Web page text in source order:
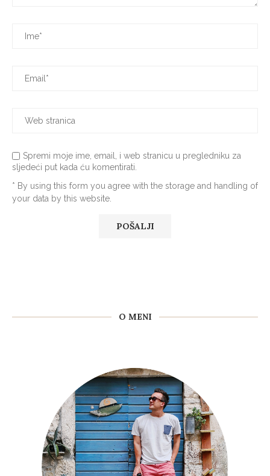
Spremi moje ime, email, i web stranicu u pregledniku za
sljedeći put kada ću komentirati.
* By using this form you agree with the storage and handling of
your data by this website.
O MENI